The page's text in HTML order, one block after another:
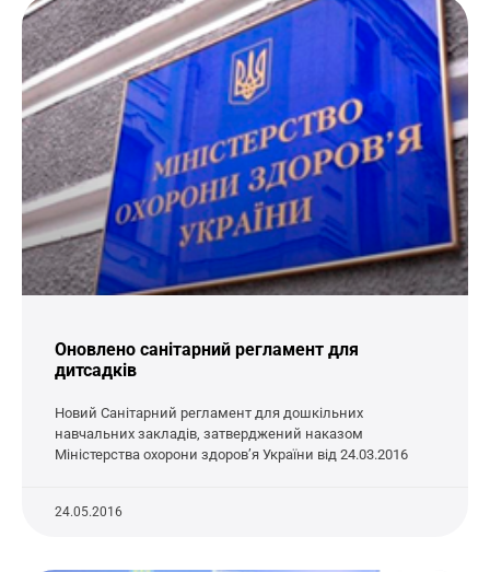
Оновлено санітарний регламент для
дитсадків
Новий Санітарний регламент для дошкільних
навчальних закладів, затверджений наказом
Міністерства охорони здоров’я України від 24.03.2016
24.05.2016